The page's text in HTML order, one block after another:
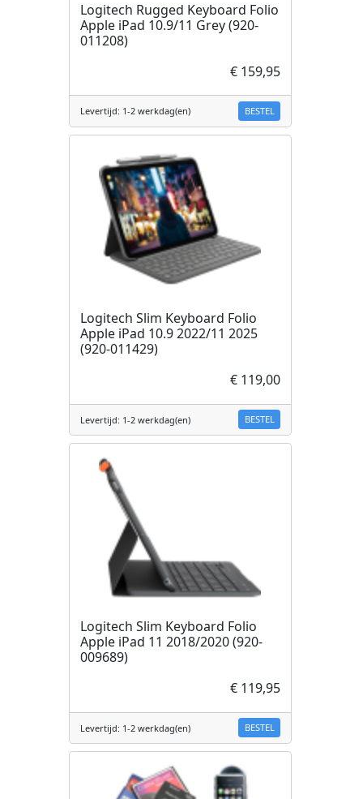
Logitech Rugged Keyboard Folio
Apple iPad 10.9/11 Grey (920-
011208)
€ 159,95
Levertijd: 1-2 werkdag(en) BESTEL
Logitech Slim Keyboard Folio
Apple iPad 10.9 2022/11 2025
(920-011429)
€ 119,00
Levertijd: 1-2 werkdag(en) BESTEL
Logitech Slim Keyboard Folio
Apple iPad 11 2018/2020 (920-
009689)
€ 119,95
Levertijd: 1-2 werkdag(en) BESTEL